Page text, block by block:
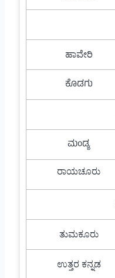
ಹಾವೇರಿ
ಕೊಡಗು
ಮಂಡ್ಯ
ರಾಯಚೂರು
ತುಮಕೂರು
ಉತ್ತರ ಕನ್ನಡ